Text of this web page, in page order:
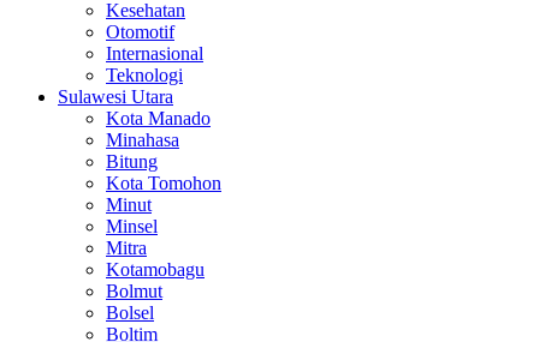
Kesehatan
Otomotif
Internasional
Teknologi
Sulawesi Utara
Kota Manado
Minahasa
Bitung
Kota Tomohon
Minut
Minsel
Mitra
Kotamobagu
Bolmut
Bolsel
Boltim